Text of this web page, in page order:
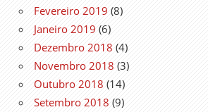
Fevereiro 2019 (8)
Janeiro 2019 (6)
Dezembro 2018 (4)
Novembro 2018 (3)
Outubro 2018 (14)
Setembro 2018 (9)